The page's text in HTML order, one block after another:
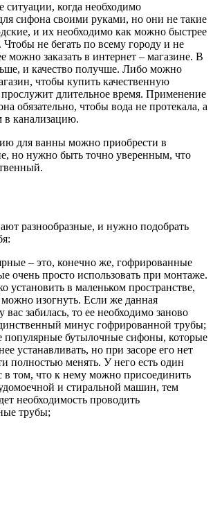
когда необходимо
сифона своими руками, но они не такие
и их необходимо как можно быстрее
не бегать по всему городу и не
можно заказать в интернет – магазине. В
и качество получше. Либо можно
чтобы купить качественную
прослужит длительное время. Применение
обязательно, чтобы вода не протекала, а
в канализацию.
для ванны можно приобрести в
но нужно быть точно уверенным, что
разнообразные, и нужно подобрать
– это, конечно же, гофрированные
очень просто использовать при монтаже.
установить в маленьком пространстве,
изогнуть. Если же данная
вас забилась, то ее необходимо заново
минус гофрированной трубы;
популярные бутылочные сифоны, которые
устанавливать, но при засоре его нет
полностью менять. У него есть один
том, что к нему можно присоединить
и стиральной машин, тем
необходимость проводить
трубы;